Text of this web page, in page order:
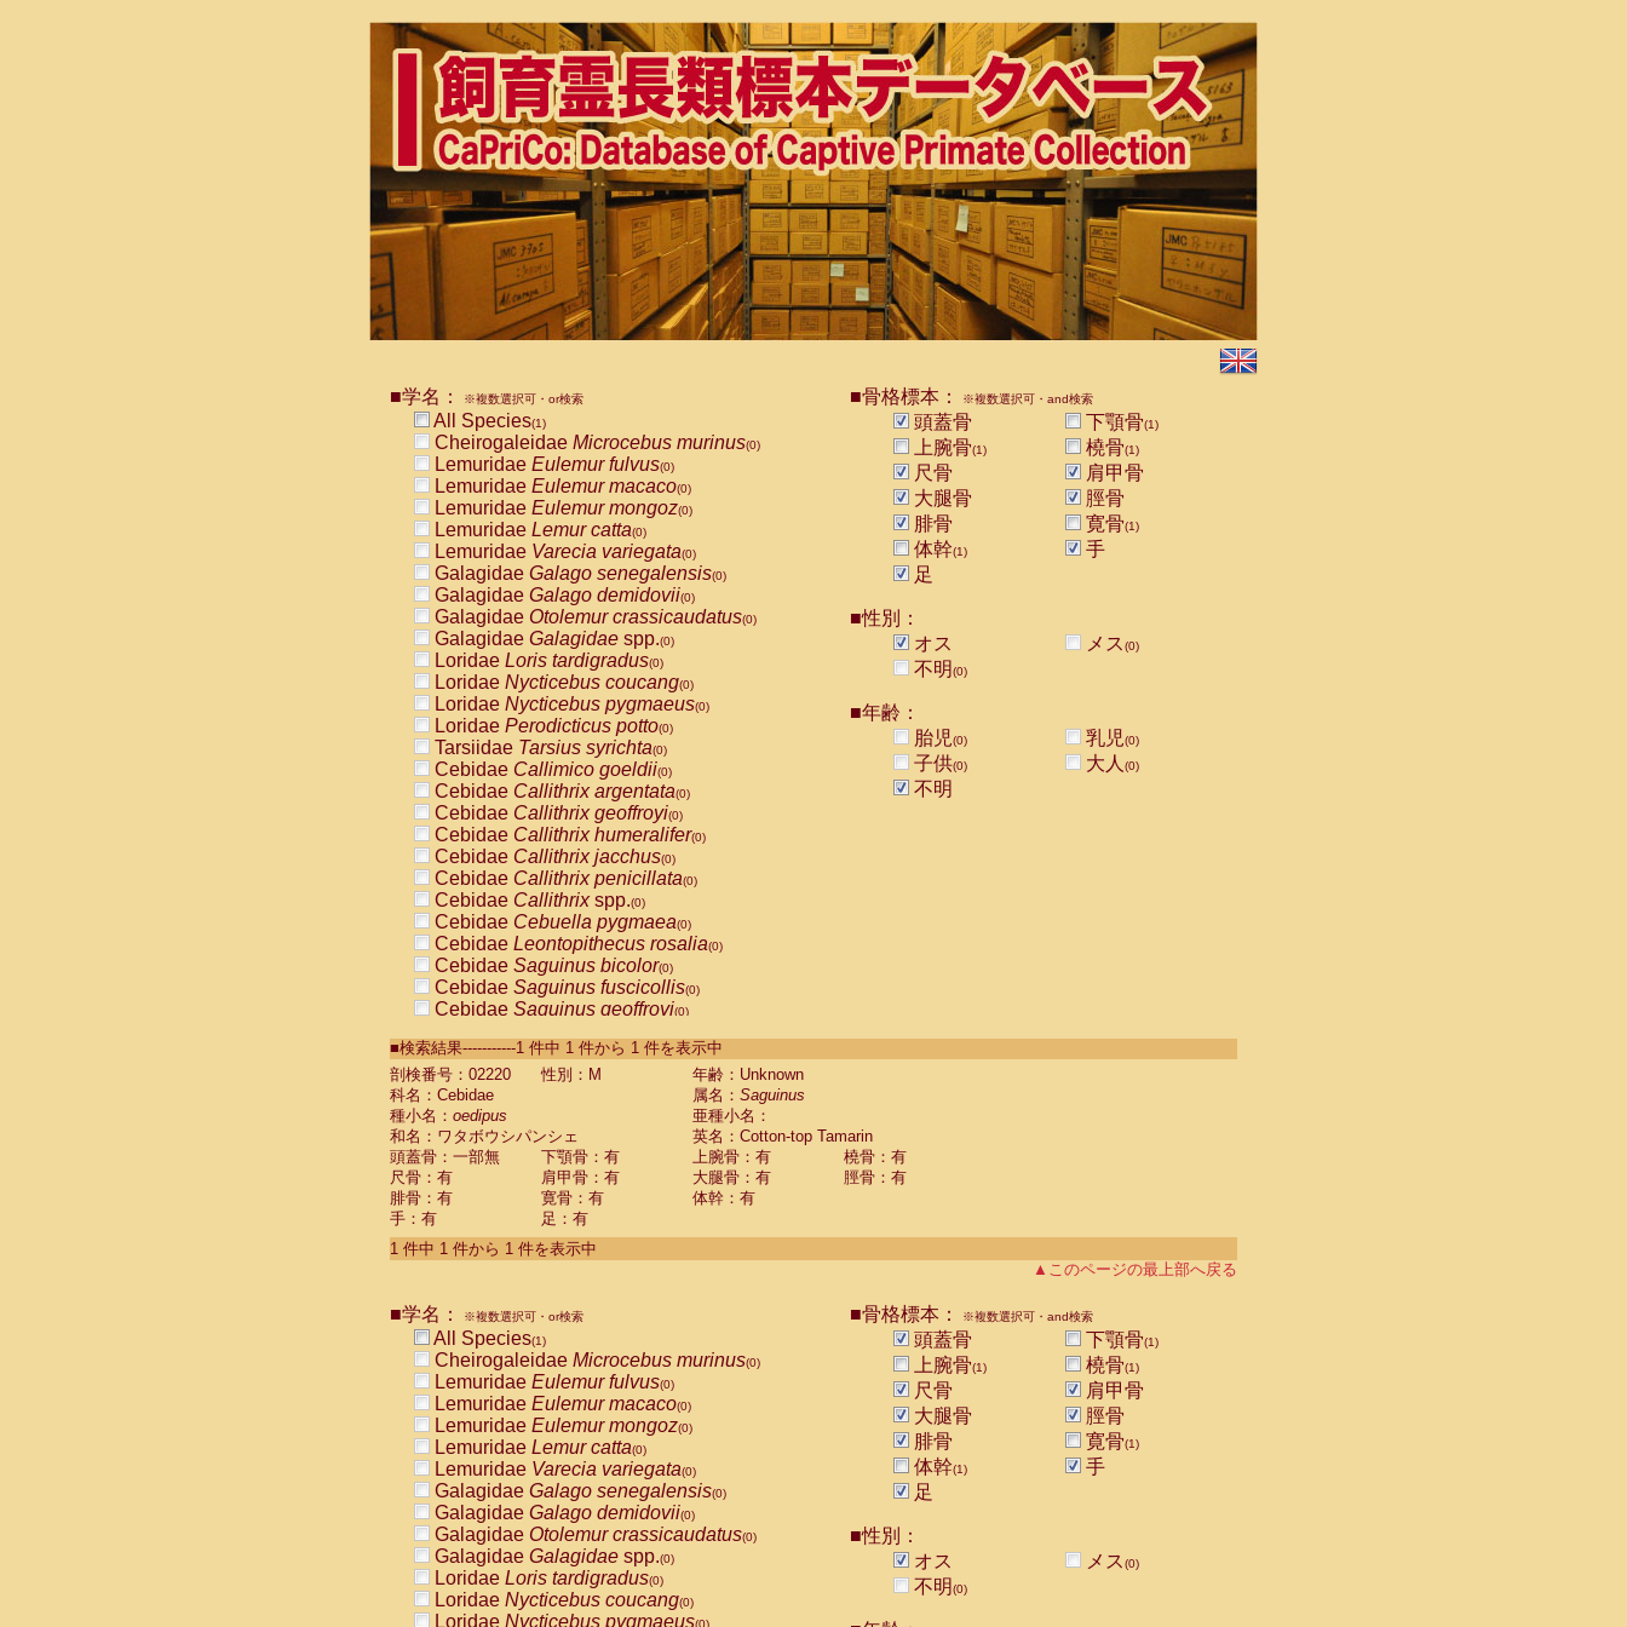
■学名： ※複数選択可・or検索
All Species(1)
Cheirogaleidae Microcebus murinus(0)
Lemuridae Eulemur fulvus(0)
Lemuridae Eulemur macaco(0)
Lemuridae Eulemur mongoz(0)
Lemuridae Lemur catta(0)
Lemuridae Varecia variegata(0)
Galagidae Galago senegalensis(0)
Galagidae Galago demidovii(0)
Galagidae Otolemur crassicaudatus(0)
Galagidae Galagidae spp.(0)
Loridae Loris tardigradus(0)
Loridae Nycticebus coucang(0)
Loridae Nycticebus pygmaeus(0)
Loridae Perodicticus potto(0)
Tarsiidae Tarsius syrichta(0)
Cebidae Callimico goeldii(0)
Cebidae Callithrix argentata(0)
Cebidae Callithrix geoffroyi(0)
Cebidae Callithrix humeralifer(0)
Cebidae Callithrix jacchus(0)
Cebidae Callithrix penicillata(0)
Cebidae Callithrixspp.(0)
Cebidae Cebuella pygmaea(0)
Cebidae Leontopithecus rosalia(0)
Cebidae Saguinus bicolor(0)
Cebidae Saguinus fuscicollis(0)
Cebidae Saguinus geoffroyi(0)
CebidaeSaguinus labiatus(0)
Cebidae Saguinus leucopus (0)
Cebidae
Cebidae
CebidaeSaguinus nigricollis (0)
Cebidae Saguinus oedipus
Cebidae Saguinus weddelli
Cebidae Saguinusspp.
Cebidae Aotus trivirgatus
Cebidae Cebus albifrons
CebidaeCebus nigrivittatus
CebidaeCebus
CebidaeSaimiri boliviensis(0)
CebidaeSaimiri sciureus(0)
AtelidaeAlouatta caraya(0)
AtelidaeAlouatta fusca(0)
AtelidaeAlouatta seniculus
AtelidaeAlouattaspp.(0)
AtelidaeAteles belzebuth(0)
AtelidaeAteles geoffroyi(0)
AtelidaeAteles paniscus(0)
AtelidaeAtelesspp.(0)
Atelidae Lagothrix lagothricha
AtelidaeLagothrix lagothricha cana
PitheciidaeCacajao calvus rubicundus
■骨格標本： ※複数選択可・and検索
頭蓋骨 下顎骨(1)
上腕骨(1) 橈骨(1)
尺骨
肩甲骨
大腿骨
脛骨
腓骨
寛骨(1)
体幹(1)
手
足
■性別：
オス
メス(0)
不明(0)
■年齢：
胎児(0) 乳児(0)
子供(0) 大人 (0)
不明
■検索結果-----------1 件中 1 件から 1 件を表示中
剖検番号：02220
性別：M
年齢：Unknown
科名：Cebidae
属名： Saguinus
種小名： oedipus
亜種小名：
和名：ワタボウシパンシェ
英名：Cotton-top Tamarin
頭蓋骨：一部無
下顎骨：有 上腕骨：有
橈骨：有
尺骨：有
肩甲骨：有 大腿骨：有
脛骨：有
腓骨：有
寛骨：有
体幹：有
手：有
足：有
1 件中 1 件から 1 件を表示中
▲このページの最上部へ戻る
■学名： ※複数選択可・or検索
All Species(1)
Cheirogaleidae Microcebus murinus(0)
Lemuridae Eulemur fulvus(0)
Lemuridae Eulemur macaco(0)
Lemuridae Eulemur mongoz(0)
Lemuridae Lemur catta(0)
Lemuridae Varecia variegata(0)
Galagidae Galago senegalensis(0)
Galagidae Galago demidovii(0)
Galagidae Otolemur crassicaudatus(0)
Galagidae Galagidae spp.(0)
Loridae Loris tardigradus(0)
Loridae Nycticebus coucang(0)
Loridae Nycticebus pygmaeus(0)
■骨格標本： ※複数選択可・and検索
頭蓋骨 下顎骨(1)
上腕骨(1) 橈骨(1)
尺骨
肩甲骨
大腿骨
脛骨
腓骨
寛骨(1)
体幹(1)
手
足
■性別：
オス
メス(0)
不明(0)